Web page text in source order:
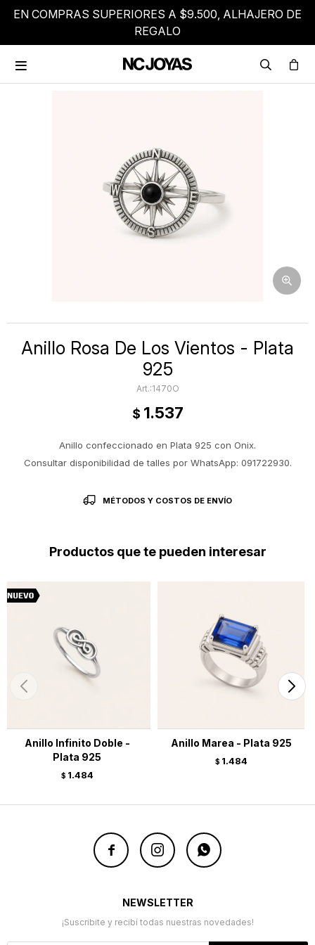
EN COMPRAS SUPERIORES A $9.500, ALHAJERO DE
REGALO

Anillo Rosa De Los Vientos - Plata
925
1470O
$ 1.537
Anillo confeccionado en Plata 925 con Onix.
Consultar disponibilidad de talles por WhatsApp: 091722930.
MÉTODOS Y COSTOS DE ENVÍO
Productos que te pueden interesar
Anillo Infinito Doble -
Plata 925
$ 1.484
Anillo Marea - Plata 925
$ 1.484
  
NEWSLETTER
¡Suscribite y recibí todas nuestras novedades!